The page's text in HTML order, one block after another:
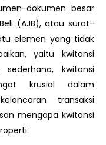
dokumen besar
(AJB), atau surat-
elemen yang tidak
yaitu kwitansi
kwitansi
krusial dalam
transaksi
mengapa kwitansi